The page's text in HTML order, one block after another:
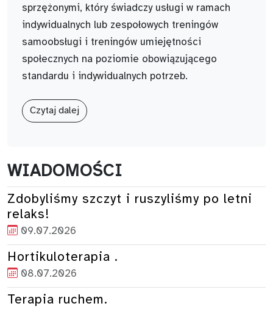
sprzężonymi, który świadczy usługi w ramach
indywidualnych lub zespołowych treningów
samoobsługi i treningów umiejętności
społecznych na poziomie obowiązującego
standardu i indywidualnych potrzeb.
Czytaj dalej
WIADOMOŚCI
Zdobyliśmy szczyt i ruszyliśmy po letni
relaks!
09.07.2026
Hortikuloterapia .
08.07.2026
Terapia ruchem.